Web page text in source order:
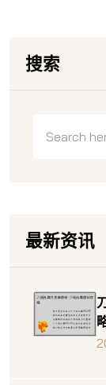
搜索
最新资讯